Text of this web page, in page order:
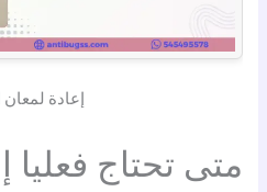
إعادة لمعان
متى تحتاج فعليا